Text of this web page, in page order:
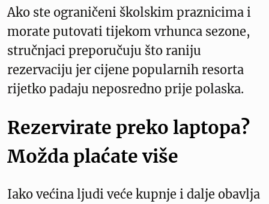
Ako ste ograničeni školskim praznicima i
morate putovati tijekom vrhunca sezone,
stručnjaci preporučuju što raniju
rezervaciju jer cijene popularnih resorta
rijetko padaju neposredno prije polaska.
Rezervirate preko laptopa?
Možda plaćate više
Iako većina ljudi veće kupnje i dalje obavlja